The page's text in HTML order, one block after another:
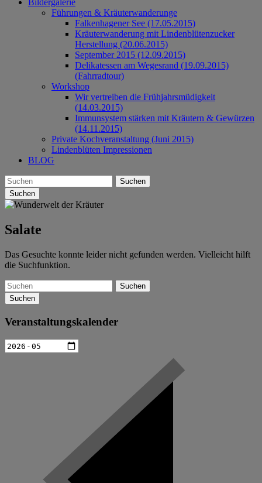
Bildergalerie
Führungen & Kräuterwanderunge
Falkenhagener See (17.05.2015)
Kräuterwanderung mit Lindenblütenzucker
Herstellung (20.06.2015)
September 2015 (12.09.2015)
Delikatessen am Wegesrand (19.09.2015)
(Fahrradtour)
Workshop
Wir vertreiben die Frühjahrsmüdigkeit
(14.03.2015)
Immunsystem stärken mit Kräutern & Gewürzen
(14.11.2015)
Private Kochveranstaltung (Juni 2015)
Lindenblüten Impressionen
BLOG
Suchen
Salate
Das Gesuchte konnte leider nicht gefunden werden. Vielleicht hilft
die Suchfunktion.
Suchen
Veranstaltungskalender